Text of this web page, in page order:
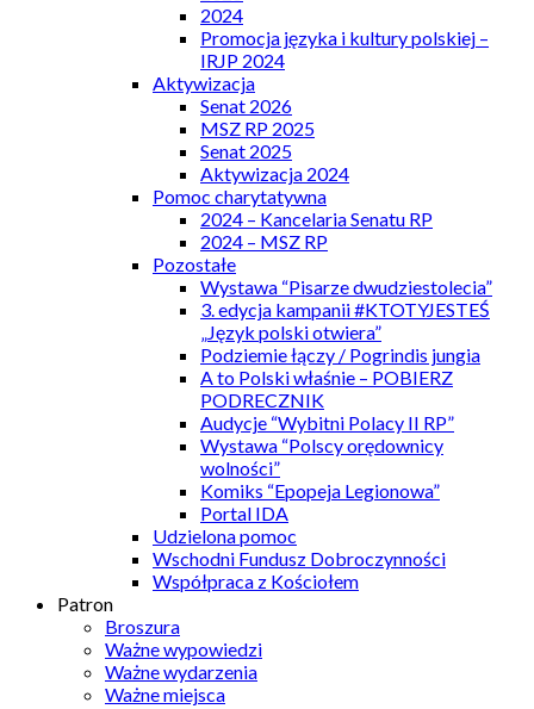
2024
Promocja języka i kultury polskiej –
IRJP 2024
Aktywizacja
Senat 2026
MSZ RP 2025
Senat 2025
Aktywizacja 2024
Pomoc charytatywna
2024 – Kancelaria Senatu RP
2024 – MSZ RP
Pozostałe
Wystawa “Pisarze dwudziestolecia”
3. edycja kampanii #KTOTYJESTEŚ
„Język polski otwiera”
Podziemie łączy / Pogrindis jungia
A to Polski właśnie – POBIERZ
PODRECZNIK
Audycje “Wybitni Polacy II RP”
Wystawa “Polscy orędownicy
wolności”
Komiks “Epopeja Legionowa”
Portal IDA
Udzielona pomoc
Wschodni Fundusz Dobroczynności
Współpraca z Kościołem
Patron
Broszura
Ważne wypowiedzi
Ważne wydarzenia
Ważne miejsca